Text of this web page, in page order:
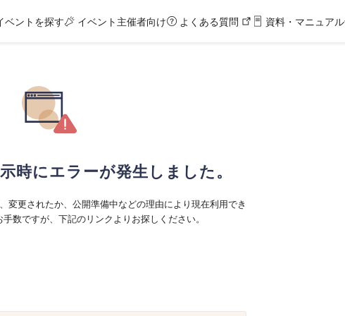
ベントを探す イベント主催者向け よくある質問 資料・マニュアル
時にエラーが発生しました。
変更されたか、公開準備中などの理由により現在利用でき
数ですが、下記のリンクよりお探しください。